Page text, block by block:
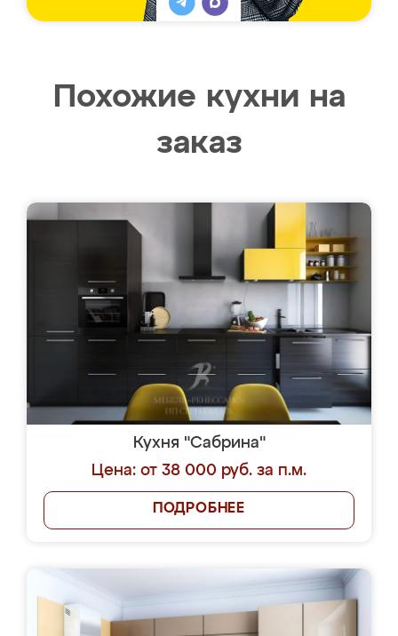
Похожие кухни на
заказ
Кухня "Сабрина"
Цена: от 38 000 руб. за п.м.
ПОДРОБНЕЕ